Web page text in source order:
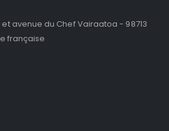
avenue du Chef Vairaatoa - 98713
française